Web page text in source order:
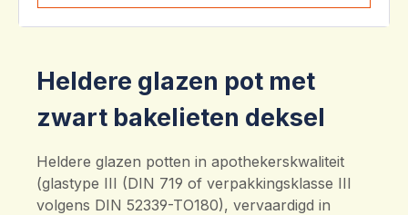
Heldere glazen pot met
zwart bakelieten deksel
Heldere glazen potten in apothekerskwaliteit
(glastype III (DIN 719 of verpakkingsklasse III
volgens DIN 52339-TO180), vervaardigd in